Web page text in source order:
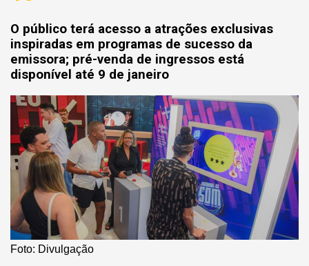
O público terá acesso a atrações exclusivas
inspiradas em programas de sucesso da
emissora; pré-venda de ingressos está
disponível até 9 de janeiro
Foto: Divulgação